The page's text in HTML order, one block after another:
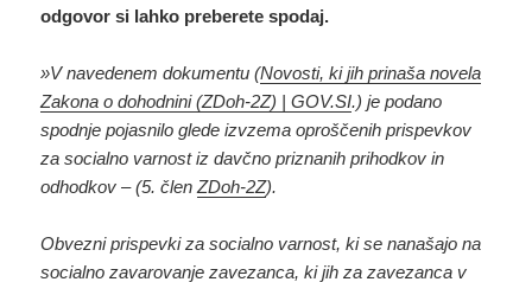
odgovor si lahko preberete spodaj.
»V navedenem dokumentu (Novosti, ki jih prinaša novela
Zakona o dohodnini (ZDoh-2Z) | GOV.SI.) je podano
spodnje pojasnilo glede izvzema oproščenih prispevkov
za socialno varnost iz davčno priznanih prihodkov in
odhodkov – (5. členZDoh-2Z).
Obvezni prispevki za socialno varnost, ki se nanašajo na
socialno zavarovanje zavezanca, ki jih za zavezanca v